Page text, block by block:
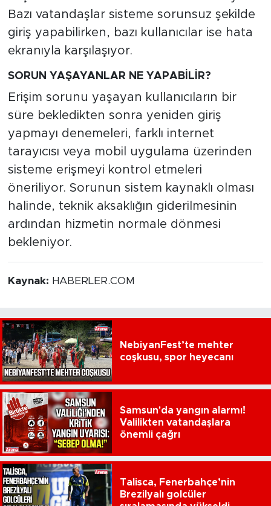
Bazı vatandaşlar sisteme sorunsuz şekilde
giriş yapabilirken, bazı kullanıcılar ise hata
ekranıyla karşılaşıyor.
SORUN YAŞAYANLAR NE YAPABİLİR?
Erişim sorunu yaşayan kullanıcıların bir
süre bekledikten sonra yeniden giriş
yapmayı denemeleri, farklı internet
tarayıcısı veya mobil uygulama üzerinden
sisteme erişmeyi kontrol etmeleri
öneriliyor. Sorunun sistem kaynaklı olması
halinde, teknik aksaklığın giderilmesinin
ardından hizmetin normale dönmesi
bekleniyor.
Kaynak: HABERLER.COM
NebiyanFest’te mehter
coşkusu, spor heyecanı
Samsun'da yangın alarmı!
Valilikten vatandaşlara
önemli çağrı
Talisca, Fenerbahçe’nin
Brezilyalı golcüler